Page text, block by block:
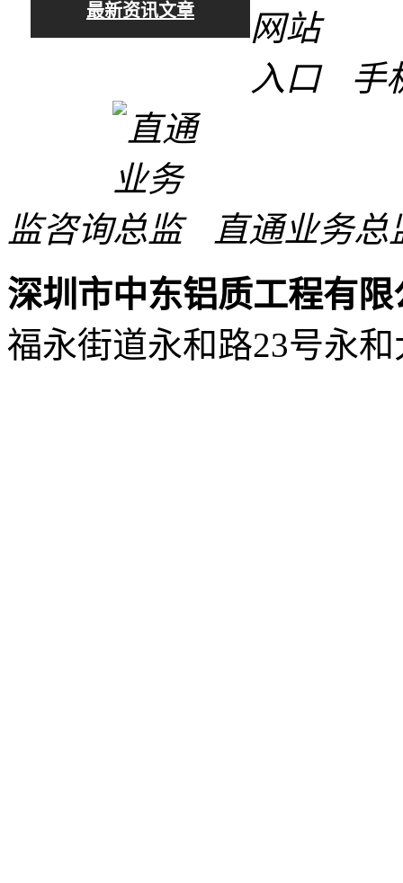
最新资讯文章
手
监咨询
直通业务总
深圳市中东铝质工程有限
福永街道永和路23号永和